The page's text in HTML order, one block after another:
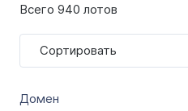
Словарное
Без дефиса
Всего 940 лотов
Сортировать